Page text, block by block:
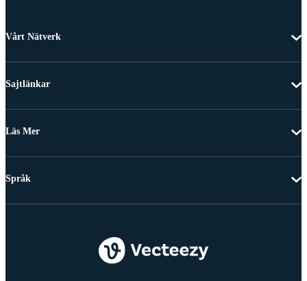
Vårt Nätverk
Sajtlänkar
Läs Mer
Språk